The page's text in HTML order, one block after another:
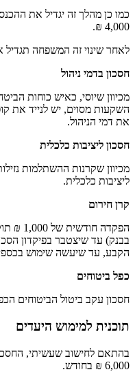
כמו כן מהלך זה יגדיל את
4,000 ₪.
לאחר שינוי זה המשפחה תגדיל את
חסכון בדמי ניהול
מכיוון שיוסי, כאיש כוחות
השקעות מסוים, יש לנייד את
את דמי הניהול.
חסכון ליציבות כלכלית
ליציבות כלכלית.
קרן חירום
הפקדה
בבנק) עד שיצטבר בפיקדון
הקבע, עד שיעשה שימוש
כפל ביטוחים
חסכון עקב ביטול הביטוחים הכפולים
תוכנית למימוש היעדים
בהתאם לחישוב שעשיתי,
6,000 ₪ בחודש.